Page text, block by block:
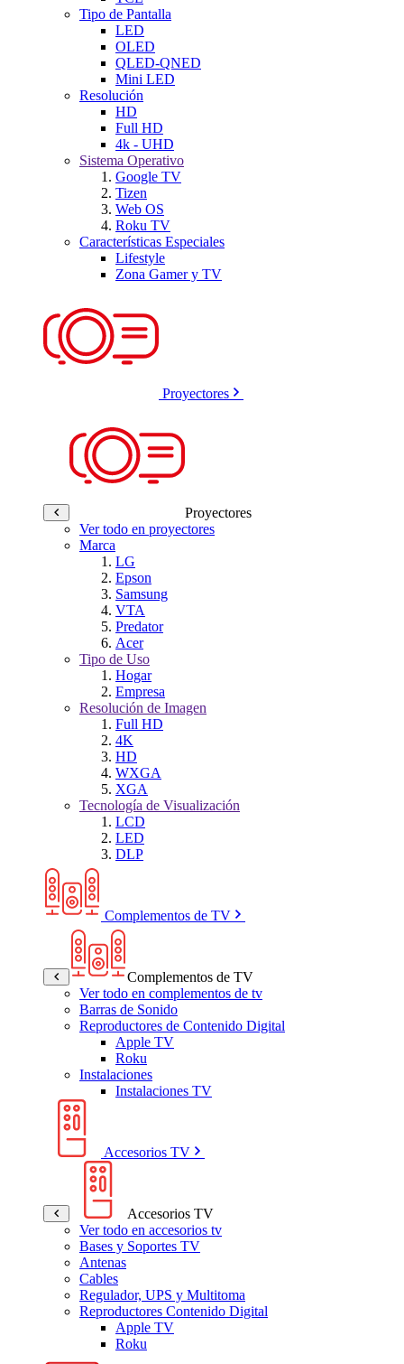
Tipo de Pantalla
LED
OLED
QLED-QNED
Mini LED
Resolución
HD
Full HD
4k - UHD
Sistema Operativo
Google TV
Tizen
Web OS
Roku TV
Características Especiales
Lifestyle
Zona Gamer y TV
Proyectores
Proyectores
Ver todo en proyectores
Marca
LG
Epson
Samsung
VTA
Predator
Acer
Tipo de Uso
Hogar
Empresa
Resolución de Imagen
Full HD
4K
HD
WXGA
XGA
Tecnología de Visualización
LCD
LED
DLP
Complementos de TV
Complementos de TV
Ver todo en complementos de tv
Barras de Sonido
Reproductores de Contenido Digital
Apple TV
Roku
Instalaciones
Instalaciones TV
Accesorios TV
Accesorios TV
Ver todo en accesorios tv
Bases y Soportes TV
Antenas
Cables
Regulador, UPS y Multitoma
Reproductores Contenido Digital
Apple TV
Roku